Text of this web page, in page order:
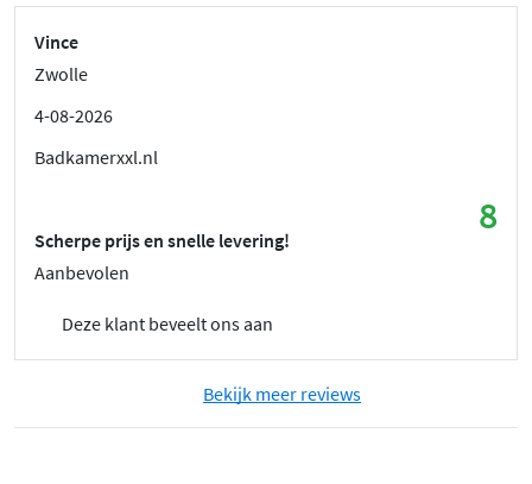
Vince
Zwolle
4-08-2026
Badkamerxxl.nl
8
Scherpe prijs en snelle levering!
Aanbevolen
Deze klant beveelt ons aan
Bekijk meer reviews